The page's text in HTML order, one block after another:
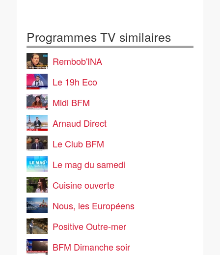
Programmes TV similaires
Rembob'INA
Le 19h Eco
Midi BFM
Arnaud Direct
Le Club BFM
Le mag du samedi
Cuisine ouverte
Nous, les Européens
Positive Outre-mer
BFM Dimanche soir